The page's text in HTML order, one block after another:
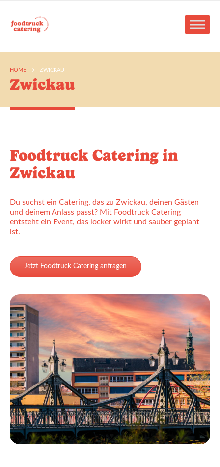
HOME ZWICKAU
Zwickau
Foodtruck Catering in
Zwickau
Du suchst ein Catering, das zu Zwickau, deinen Gästen
und deinem Anlass passt? Mit Foodtruck Catering
entsteht ein Event, das locker wirkt und sauber geplant
ist.
Jetzt Foodtruck Catering anfragen